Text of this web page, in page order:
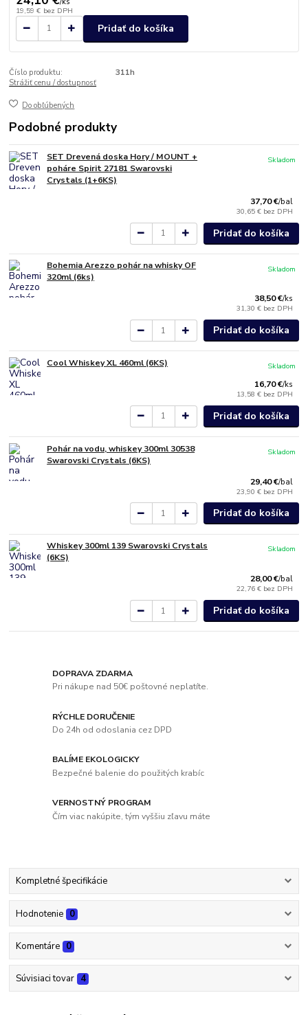
19,59 € bez DPH
Pridať do košíka
Číslo produktu:
311h
Strážiť cenu / dostupnosť
Do obľúbených
Podobné produkty
SET Drevená doska Hory / MOUNT +
poháre Spirit 27181 Swarovski
Crystals (1+6KS)
37,70 €/bal
30,65 € bez DPH
Skladom
Pridať do košíka
Bohemia Arezzo pohár na whisky OF
320ml (6ks)
38,50 €/ks
31,30 € bez DPH
Skladom
Pridať do košíka
Cool Whiskey XL 460ml (6KS)
16,70 €/ks
13,58 € bez DPH
Skladom
Pridať do košíka
Pohár na vodu, whiskey 300ml 30538
Swarovski Crystals (6KS)
29,40 €/bal
23,90 € bez DPH
Skladom
Pridať do košíka
Whiskey 300ml 139 Swarovski Crystals
(6KS)
28,00 €/bal
22,76 € bez DPH
Skladom
Pridať do košíka
DOPRAVA ZDARMA
Pri nákupe nad 50€ poštovné neplatíte.
RÝCHLE DORUČENIE
Do 24h od odoslania cez DPD
BALÍME EKOLOGICKY
Bezpečné balenie do použitých krabíc
VERNOSTNÝ PROGRAM
Čím viac nakúpite, tým vyššiu zľavu máte
Kompletné špecifikácie
Hodnotenie 0
Komentáre 0
Súvisiaci tovar 4